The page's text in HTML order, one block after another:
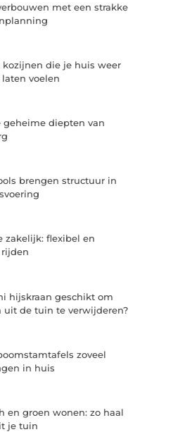
met een strakke
kozijnen die je huis weer
voelen
geheime diepten van
brengen structuur in
zakelijk: flexibel en
rijden
hijskraan geschikt om
uit de tuin te verwijderen?
zoveel
in huis
en groen wonen: zo haal
je tuin